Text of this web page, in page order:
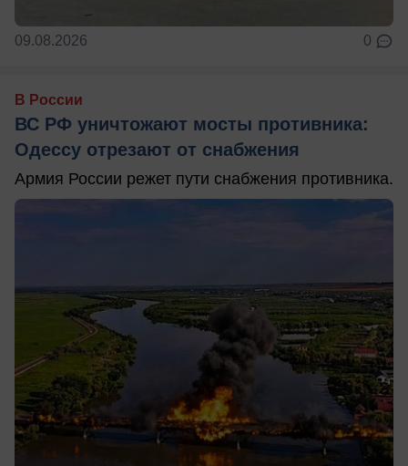
09.08.2026 0
В России
ВС РФ уничтожают мосты противника:
Одессу отрезают от снабжения
Армия России режет пути снабжения противника.